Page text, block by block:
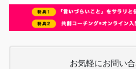
お気軽にお問い合